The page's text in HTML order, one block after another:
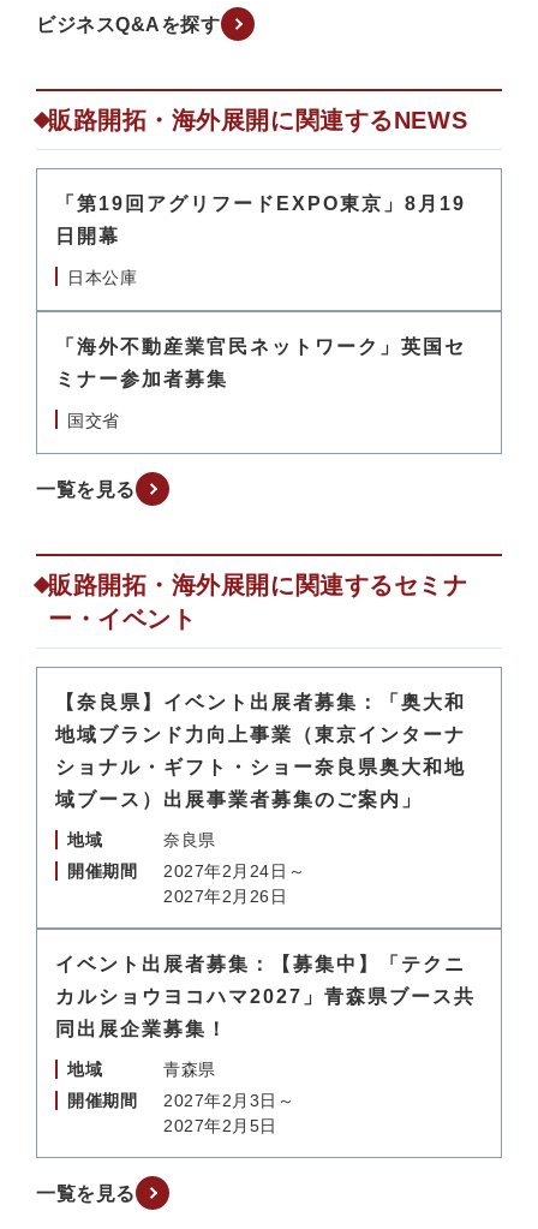
ビジネスQ&Aを探す
販路開拓・海外展開に関連するNEWS
「第19回アグリフードEXPO東京」8月19
日開幕
日本公庫
「海外不動産業官民ネットワーク」英国セ
ミナー参加者募集
国交省
一覧を見る
販路開拓・海外展開に関連するセミナ
ー・イベント
【奈良県】イベント出展者募集：「奥大和
地域ブランド力向上事業（東京インターナ
ショナル・ギフト・ショー奈良県奥大和地
域ブース）出展事業者募集のご案内」
地域
奈良県
開催期間
2027年2月24日～
2027年2月26日
イベント出展者募集：【募集中】「テクニ
カルショウヨコハマ2027」青森県ブース共
同出展企業募集！
地域
青森県
開催期間
2027年2月3日～
2027年2月5日
一覧を見る